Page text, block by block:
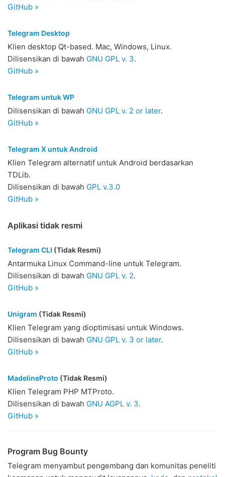
GitHub »
Telegram Desktop
Klien desktop Qt-based. Mac, Windows, Linux.
Dilisensikan di bawah GNU GPL v. 3.
GitHub »
Telegram untuk WP
Dilisensikan di bawah GNU GPL v. 2 or later.
GitHub »
Telegram X untuk Android
Klien Telegram alternatif untuk Android berdasarkan
TDLib.
Dilisensikan di bawah GPL v.3.0
GitHub »
Aplikasi tidak resmi
Telegram CLI (Tidak Resmi)
Antarmuka Linux Command-line untuk Telegram.
Dilisensikan di bawah GNU GPL v. 2.
GitHub »
Unigram (Tidak Resmi)
Klien Telegram yang dioptimisasi untuk Windows.
Dilisensikan di bawah GNU GPL v. 3 or later.
GitHub »
MadelineProto (Tidak Resmi)
Klien Telegram PHP MTProto.
Dilisensikan di bawah GNU AGPL v. 3.
GitHub »
Program Bug Bounty
Telegram menyambut pengembang dan komunitas peneliti